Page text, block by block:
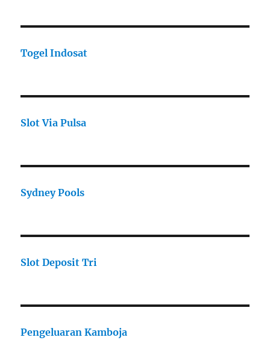
Togel Indosat
Slot Via Pulsa
Sydney Pools
Slot Deposit Tri
Pengeluaran Kamboja